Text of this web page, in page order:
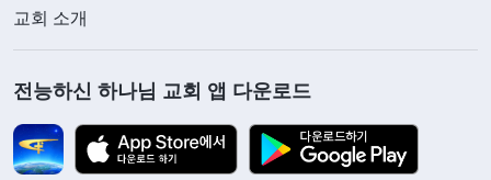
를 트집을 잡고 사람을 괴롭히는 것으로 여기는데,
이는 진리를 싫어하고 증오하는 적그리스도의 본성
으로 인한 것입니다. 다시 생각해 보고 깨달았습니
다. ‘내가 책망과 훈계를 받을 때 드러낸 것 역시 진리
를 싫어하는 성품 아니었나?’ 윗선 리더가 저희의 선
교회 소개
전능하신 하나님 교회 앱 다운로드